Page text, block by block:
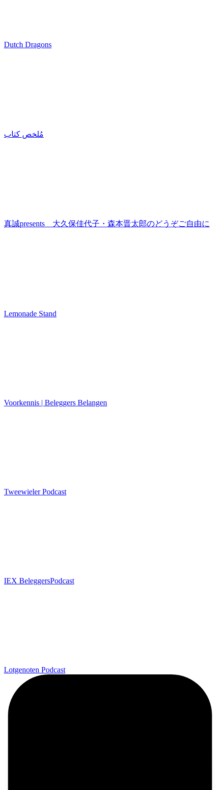
Dutch Dragons
مُلخص كتاب
真誠presents 大久保佳代子・森本晋太郎のどうぞご自由に
Lemonade Stand
Voorkennis | Beleggers Belangen
Tweewieler Podcast
IEX BeleggersPodcast
Lotgenoten Podcast